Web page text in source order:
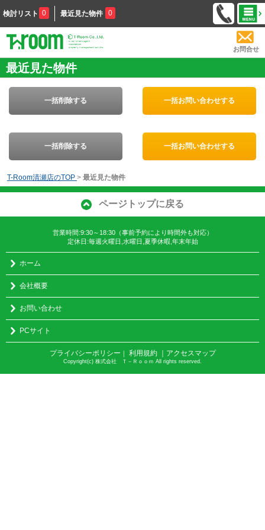
検討リスト 0 最近見た物件 0
お問合せ
最近見た物件
一括削除する 一括お問い合わせする
一括削除する 一括お問い合わせする
T-Room清瀬店のTOP > 最近見た物件
ページトップに戻る
営業時間:9:30～18:30（事前予約により時間外も対応）
定休日:毎週火曜日,水曜日,夏季休暇,年末年始
ホーム
会社概要
お問い合わせ
PCサイト
プライバシーポリシー ｜ 利用規約 ｜アクセスマップ
Copyright(c) 株式会社 Ｔ－Ｒｏｏｍ All rights reserved.